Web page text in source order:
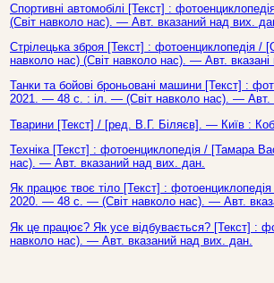
Спортивні автомобілі [Текст] :
(Світ навколо нас). — Авт. вказаний над вих.
Стрілецька зброя [Текст] :
навколо нас) (Світ навколо нас). — Авт.
Танки та бойові броньовані машини [Текст] :
2021. — 48 с. : іл. — (Світ навколо нас). — Авт.
Тварини [Текст] / [ред. В.Г. Біляєв]. — Київ :
Техніка [Текст] : фотоенциклопедія / [Тамара
нас). — Авт. вказаний над вих. дан.
Як працює твоє тіло [Текст] :
2020. — 48 с. — (Світ навколо нас). — Авт.
Як це працює? Як усе відбувається? [Текст]
навколо нас). — Авт. вказаний над вих. дан.